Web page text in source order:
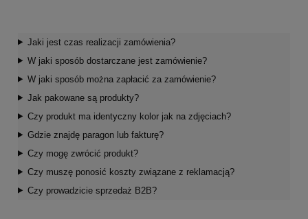
Jaki jest czas realizacji zamówienia?
W jaki sposób dostarczane jest zamówienie?
W jaki sposób można zapłacić za zamówienie?
Jak pakowane są produkty?
Czy produkt ma identyczny kolor jak na zdjęciach?
Gdzie znajdę paragon lub fakturę?
Czy mogę zwrócić produkt?
Czy muszę ponosić koszty związane z reklamacją?
Czy prowadzicie sprzedaż B2B?